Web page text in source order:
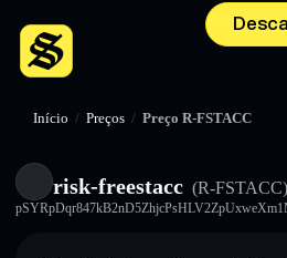
Início / Preços / Preço R-FSTACC
risk-freestacc (R-FSTACC)